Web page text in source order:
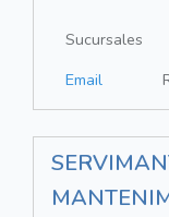
Sucursales
Email